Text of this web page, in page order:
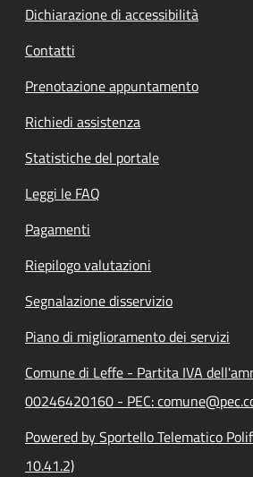
Dichiarazione di accessibilità
Contatti
Prenotazione appuntamento
Richiedi assistenza
Statistiche del portale
Leggi le FAQ
Pagamenti
Riepilogo valutazioni
Segnalazione disservizio
Piano di miglioramento dei servizi
Comune di Leffe - Partita IVA
00246420160 - PEC:
Powered by Sportello Telematico
10.41.2)